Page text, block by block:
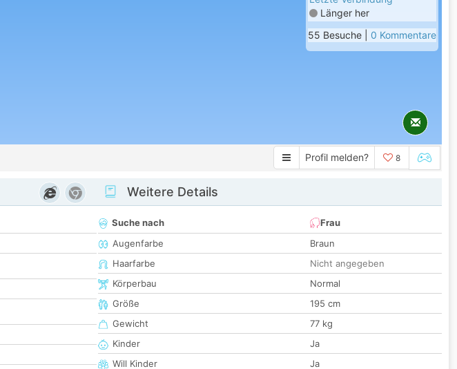
Länger her
55 Besuche | 0 Kommentare
Profil melden? 8
Weitere Details
Suche nach
Frau
Augenfarbe
Braun
Haarfarbe
Nicht angegeben
Körperbau
Normal
Größe
195 cm
Gewicht
77 kg
Kinder
Ja
Will Kinder
Ja